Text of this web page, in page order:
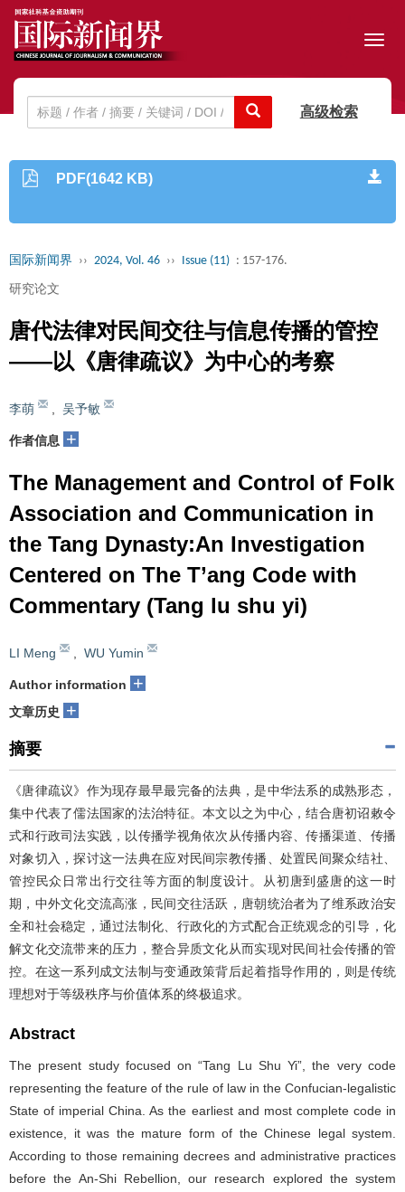
高级检索
PDF(1642 KB)
国际新闻界 ›› 2024, Vol. 46 ›› Issue (11) : 157-176.
研究论文
唐代法律对民间交往与信息传播的管控
——以《唐律疏议》为中心的考察
李萌 吴予敏
作者信息 +
The Management and Control of Folk
Association and Communication in
the Tang Dynasty:An Investigation
Centered on The T’ang Code with
Commentary (Tang lu shu yi)
LI Meng WU Yumin
Author information +
文章历史 +
摘要
《唐律疏议》作为现存最早最完备的法典，是中华法系的成熟形态，
集中代表了儒法国家的法治特征。本文以之为中心，结合唐初诏敕令
式和行政司法实践，以传播学视角依次从传播内容、传播渠道、传播
对象切入，探讨这一法典在应对民间宗教传播、处置民间聚众结社、
管控民众日常出行交往等方面的制度设计。从初唐到盛唐的这一时
期，中外文化交流高涨，民间交往活跃，唐朝统治者为了维系政治安
全和社会稳定，通过法制化、行政化的方式配合正统观念的引导，化
解文化交流带来的压力，整合异质文化从而实现对民间社会传播的管
控。在这一系列成文法制与变通政策背后起着指导作用的，则是传统
理想对于等级秩序与价值体系的终极追求。
Abstract
The present study focused on “Tang Lu Shu Yi”, the very code
representing the feature of the rule of law in the Confucian-legalistic
State of imperial China. As the earliest and most complete code in
existence, it was the mature form of the Chinese legal system.
According to those remaining decrees and administrative practices
before the An-Shi Rebellion, our research explored the system